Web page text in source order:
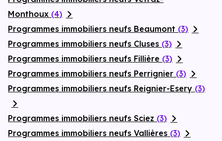
Monthoux (4)
Programmes immobiliers neufs Beaumont (3)
Programmes immobiliers neufs Cluses (3)
Programmes immobiliers neufs Fillière (3)
Programmes immobiliers neufs Perrignier (3)
Programmes immobiliers neufs Reignier-Esery (3)
Programmes immobiliers neufs Sciez (3)
Programmes immobiliers neufs Vallières (3)